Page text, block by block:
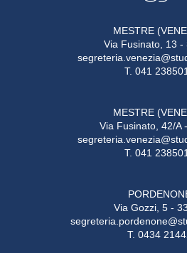
MESTRE
Via Fusinato, 13 -
T. 041
MESTRE
Via Fusinato, 42/A
T. 041
Via Gozzi, 5 -
T. 0434